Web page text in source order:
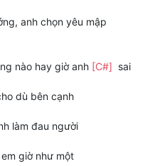
anh chọn yêu mập
nào hay giờ anh [C#] sai
dù bên cạnh
làm đau người
giờ như một